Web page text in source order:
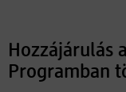
Hozzájárulás
Programban